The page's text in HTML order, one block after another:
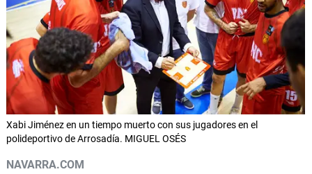
Xabi Jiménez en un tiempo muerto con sus jugadores en el
polideportivo de Arrosadía. MIGUEL OSÉS
NAVARRA.COM